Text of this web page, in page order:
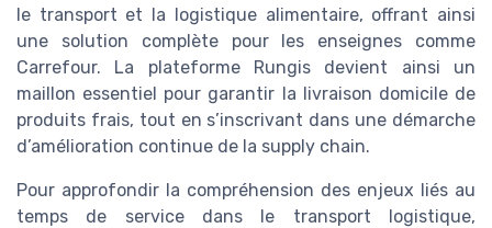
le transport et la logistique alimentaire, offrant ainsi
une solution complète pour les enseignes comme
Carrefour. La plateforme Rungis devient ainsi un
maillon essentiel pour garantir la livraison domicile de
produits frais, tout en s’inscrivant dans une démarche
d’amélioration continue de la supply chain.
Pour approfondir la compréhension des enjeux liés au
temps de service dans le transport logistique,